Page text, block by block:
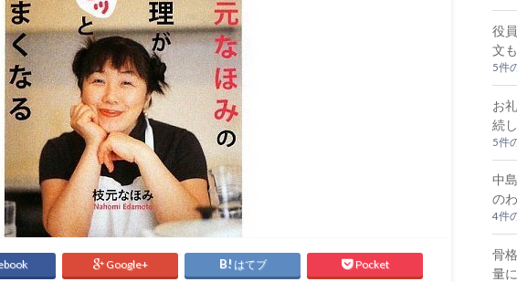
Google+ はてブ Pocket
役
文
5件
お
続
5件
中
の
4件
骨
量